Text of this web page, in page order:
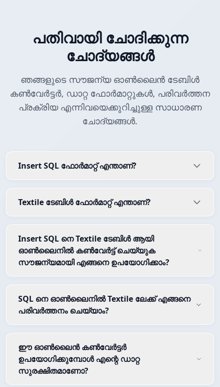
പതിവായി ചോദിക്കുന്ന
ചോദ്യങ്ങൾ
ഞങ്ങളുടെ സൗജന്യ ഓൺലൈൻ ടേബിൾ
കൺവേർട്ടർ, ഡാറ്റ ഫോർമാറ്റുകൾ, പരിവർത്തന
പ്രക്രിയ എന്നിവയെക്കുറിച്ചുള്ള സാധാരണ
ചോദ്യങ്ങൾ.
Insert SQL ഫോർമാറ്റ് എന്താണ്?
Textile ടേബിൾ ഫോർമാറ്റ് എന്താണ്?
Insert SQL നെ Textile ടേബിൾ ആയി
ഓൺലൈനിൽ കൺവേർട്ട് ചെയ്യുക
സൗജന്യമായി എങ്ങനെ ഉപയോഗിക്കാം?
SQL നെ ഓൺലൈനിൽ Textile ലേക്ക് എങ്ങനെ
പരിവർത്തനം ചെയ്യാം?
ഈ ഓൺലൈൻ കൺവേർട്ടർ
ഉപയോഗിക്കുമ്പോൾ എന്റെ ഡാറ്റ
സുരക്ഷിതമാണോ?